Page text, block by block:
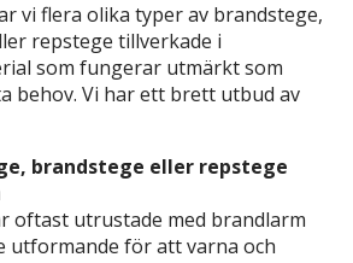
vi flera olika typer av brandstege,
repstege tillverkade i
som fungerar utmärkt som
behov. Vi har ett brett utbud av
brandstege eller repstege
oftast utrustade med brandlarm
utformande för att varna och